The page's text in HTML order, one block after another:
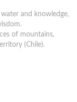
and knowledge,
of mountains,
(Chile).